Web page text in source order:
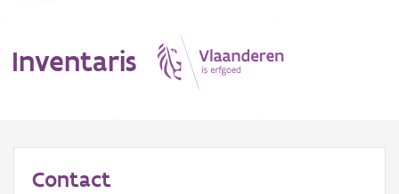
Inventaris
Contact